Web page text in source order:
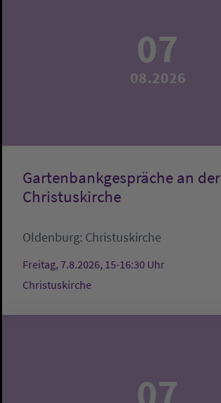
07
08.2026
Gartenbankgespräche an der
Christuskirche
Oldenburg: Christuskirche
Freitag, 7.8.2026, 15-16:30 Uhr
Christuskirche
07